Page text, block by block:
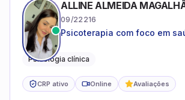
ALLINE ALMEIDA
09/22216
Psicoterapia com foco em
adolescentes e adultos.
Psicologia clínica
CRP ativo Online Avaliações